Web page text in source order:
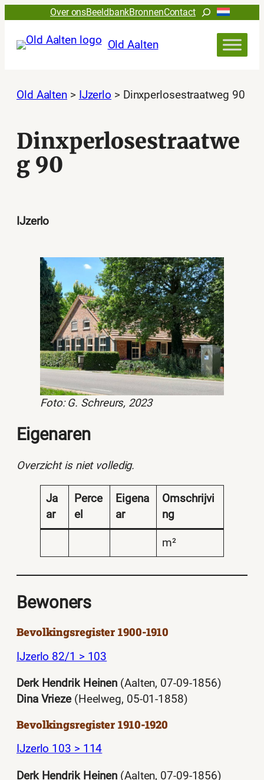
Over onsBeeldbankBronnenContactZoeken
Old Aalten
Old Aalten > IJzerlo > Dinxperlosestraatweg 90
Dinxperlosestraatwe
g 90
IJzerlo
Foto: G. Schreurs, 2023
Eigenaren
Overzicht is niet volledig.
Ja
ar
Perce
el
Eigena
ar
Omschrijvi
ng
m²
Bewoners
Bevolkingsregister 1900-1910
IJzerlo 82/1 > 103
Derk Hendrik Heinen (Aalten, 07-09-1856)
Dina Vrieze(Heelweg, 05-01-1858)
Bevolkingsregister 1910-1920
IJzerlo 103 > 114
Derk Hendrik Heinen (Aalten, 07-09-1856)